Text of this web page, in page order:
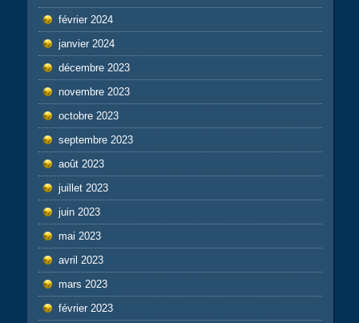
février 2024
janvier 2024
décembre 2023
novembre 2023
octobre 2023
septembre 2023
août 2023
juillet 2023
juin 2023
mai 2023
avril 2023
mars 2023
février 2023